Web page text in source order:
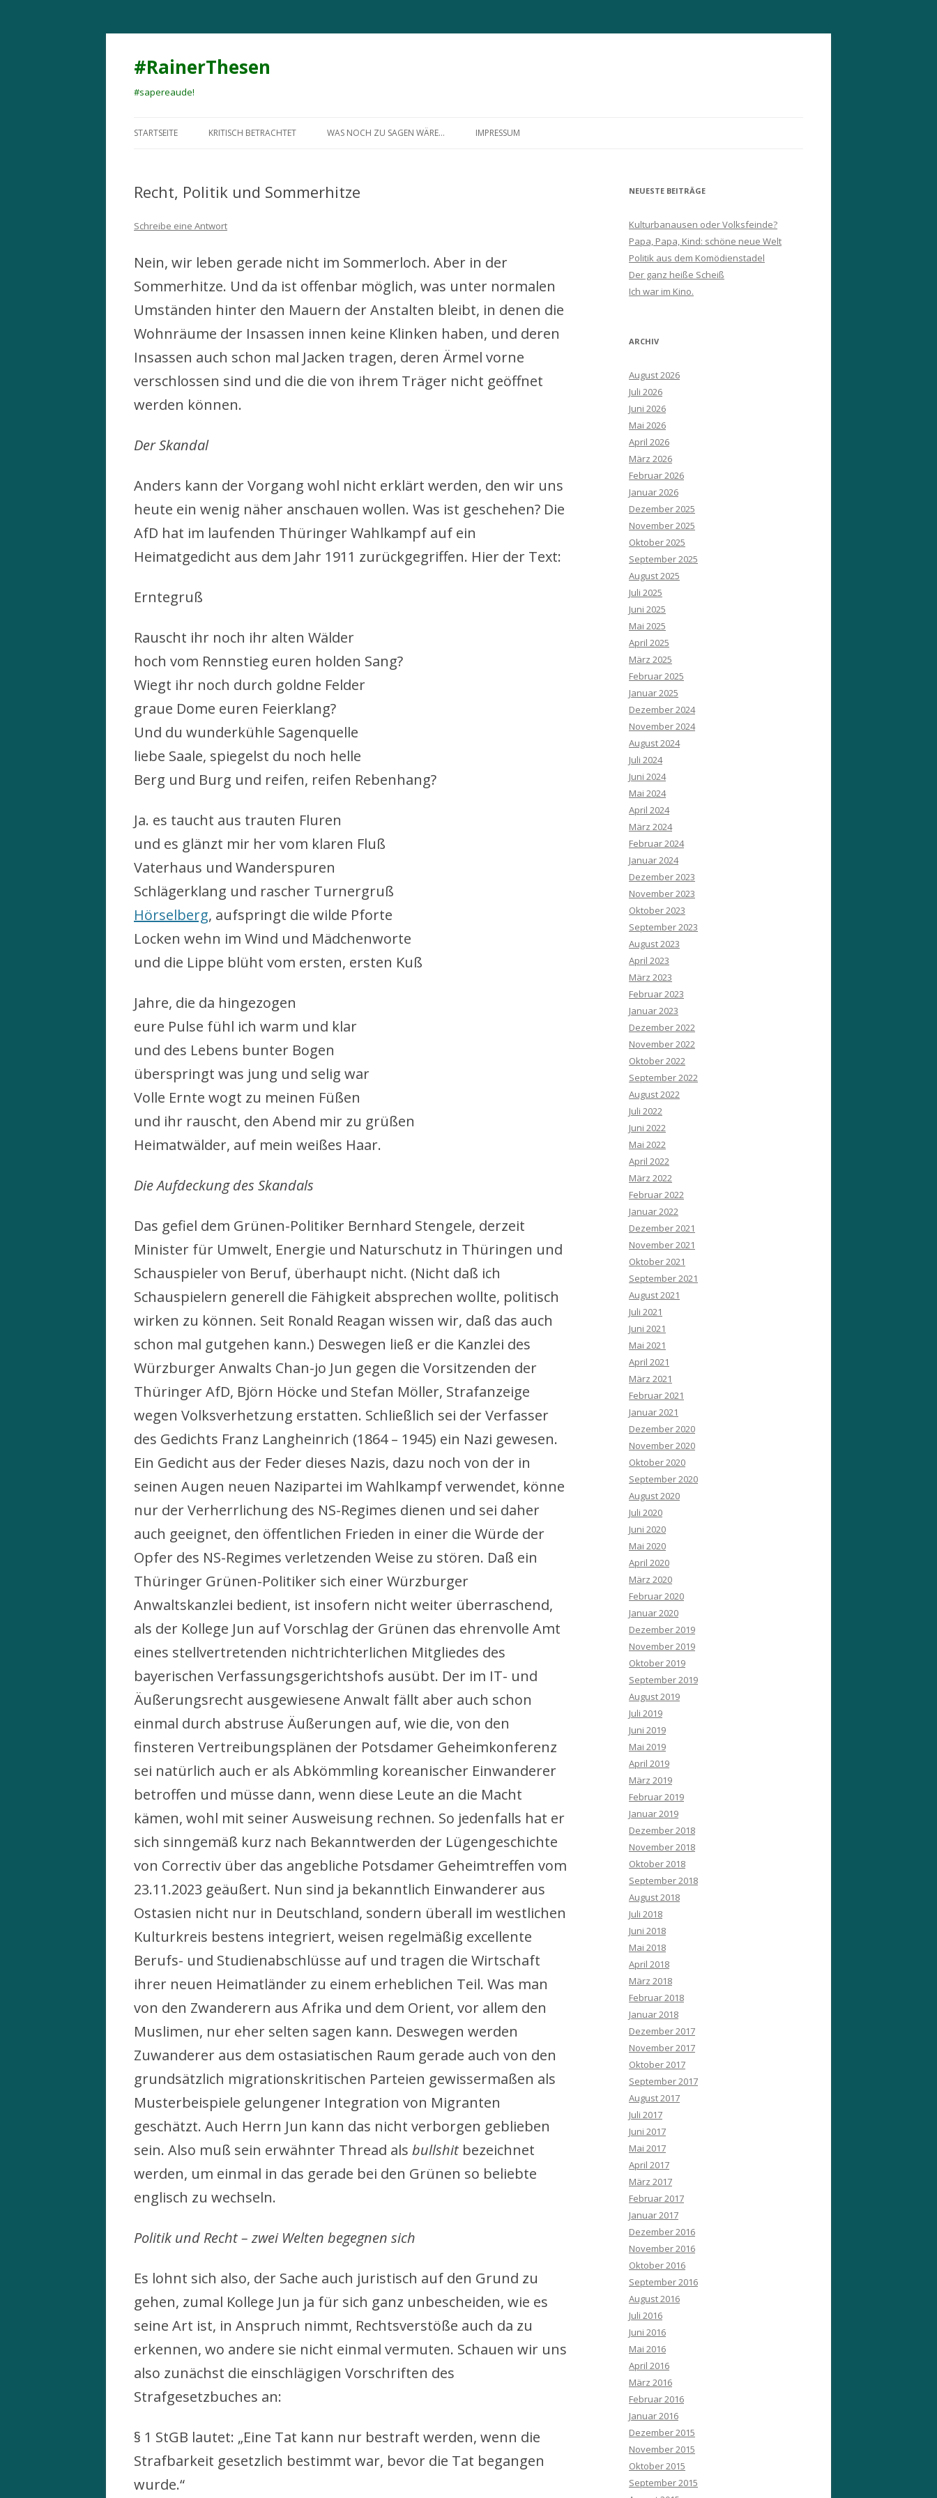
#RainerThesen
#sapereaude!
Inhalt
STARTSEITE KRITISCH BETRACHTET WAS NOCH ZU SAGEN WÄRE… IMPRESSUM
Recht, Politik und Sommerhitze
Schreibe eine Antwort
Nein, wir leben gerade nicht im Sommerloch. Aber in der
Sommerhitze. Und da ist offenbar möglich, was unter normalen
Umständen hinter den Mauern der Anstalten bleibt, in denen die
Wohnräume der Insassen innen keine Klinken haben, und deren
Insassen auch schon mal Jacken tragen, deren Ärmel vorne
verschlossen sind und die die von ihrem Träger nicht geöffnet
werden können.
Der Skandal
Anders kann der Vorgang wohl nicht erklärt werden, den wir uns
heute ein wenig näher anschauen wollen. Was ist geschehen? Die
AfD hat im laufenden Thüringer Wahlkampf auf ein
Heimatgedicht aus dem Jahr 1911 zurückgegriffen. Hier der Text:
Erntegruß
Rauscht ihr noch ihr alten Wälder
hoch vom Rennstieg euren holden Sang?
Wiegt ihr noch durch goldne Felder
graue Dome euren Feierklang?
Und du wunderkühle Sagenquelle
liebe Saale, spiegelst du noch helle
Berg und Burg und reifen, reifen Rebenhang?
Ja. es taucht aus trauten Fluren
und es glänzt mir her vom klaren Fluß
Vaterhaus und Wanderspuren
Schlägerklang und rascher Turnergruß
Hörselberg, aufspringt die wilde Pforte
Locken wehn im Wind und Mädchenworte
und die Lippe blüht vom ersten, ersten Kuß
Jahre, die da hingezogen
eure Pulse fühl ich warm und klar
und des Lebens bunter Bogen
überspringt was jung und selig war
Volle Ernte wogt zu meinen Füßen
und ihr rauscht, den Abend mir zu grüßen
Heimatwälder, auf mein weißes Haar.
Die Aufdeckung des Skandals
Das gefiel dem Grünen-Politiker Bernhard Stengele, derzeit
Minister für Umwelt, Energie und Naturschutz in Thüringen und
Schauspieler von Beruf, überhaupt nicht. (Nicht daß ich
Schauspielern generell die Fähigkeit absprechen wollte, politisch
wirken zu können. Seit Ronald Reagan wissen wir, daß das auch
schon mal gutgehen kann.) Deswegen ließ er die Kanzlei des
Würzburger Anwalts Chan-jo Jun gegen die Vorsitzenden der
Thüringer AfD, Björn Höcke und Stefan Möller, Strafanzeige
wegen Volksverhetzung erstatten. Schließlich sei der Verfasser
des Gedichts Franz Langheinrich (1864 – 1945) ein Nazi gewesen.
Ein Gedicht aus der Feder dieses Nazis, dazu noch von der in
seinen Augen neuen Nazipartei im Wahlkampf verwendet, könne
nur der Verherrlichung des NS-Regimes dienen und sei daher
auch geeignet, den öffentlichen Frieden in einer die Würde der
Opfer des NS-Regimes verletzenden Weise zu stören. Daß ein
Thüringer Grünen-Politiker sich einer Würzburger
Anwaltskanzlei bedient, ist insofern nicht weiter überraschend,
als der Kollege Jun auf Vorschlag der Grünen das ehrenvolle Amt
eines stellvertretenden nichtrichterlichen Mitgliedes des
bayerischen Verfassungsgerichtshofs ausübt. Der im IT- und
Äußerungsrecht ausgewiesene Anwalt fällt aber auch schon
einmal durch abstruse Äußerungen auf, wie die, von den
finsteren Vertreibungsplänen der Potsdamer Geheimkonferenz
sei natürlich auch er als Abkömmling koreanischer Einwanderer
betroffen und müsse dann, wenn diese Leute an die Macht
kämen, wohl mit seiner Ausweisung rechnen. So jedenfalls hat er
sich sinngemäß kurz nach Bekanntwerden der Lügengeschichte
von Correctiv über das angebliche Potsdamer Geheimtreffen vom
23.11.2023 geäußert. Nun sind ja bekanntlich Einwanderer aus
Ostasien nicht nur in Deutschland, sondern überall im westlichen
Kulturkreis bestens integriert, weisen regelmäßig excellente
Berufs- und Studienabschlüsse auf und tragen die Wirtschaft
ihrer neuen Heimatländer zu einem erheblichen Teil. Was man
von den Zwanderern aus Afrika und dem Orient, vor allem den
Muslimen, nur eher selten sagen kann. Deswegen werden
Zuwanderer aus dem ostasiatischen Raum gerade auch von den
grundsätzlich migrationskritischen Parteien gewissermaßen als
Musterbeispiele gelungener Integration von Migranten
geschätzt. Auch Herrn Jun kann das nicht verborgen geblieben
sein. Also muß sein erwähnter Thread als bullshit bezeichnet
werden, um einmal in das gerade bei den Grünen so beliebte
englisch zu wechseln.
Politik und Recht – zwei Welten begegnen sich
Es lohnt sich also, der Sache auch juristisch auf den Grund zu
gehen, zumal Kollege Jun ja für sich ganz unbescheiden, wie es
seine Art ist, in Anspruch nimmt, Rechtsverstöße auch da zu
erkennen, wo andere sie nicht einmal vermuten. Schauen wir uns
also zunächst die einschlägigen Vorschriften des
Strafgesetzbuches an:
§ 1 StGB lautet: „Eine Tat kann nur bestraft werden, wenn die
Strafbarkeit gesetzlich bestimmt war, bevor die Tat begangen
wurde.“
NEUESTE BEITRÄGE
Kulturbanausen oder Volksfeinde?
Papa, Papa, Kind: schöne neue Welt
Politik aus dem Komödienstadel
Der ganz heiße Scheiß
Ich war im Kino.
ARCHIV
August 2026
Juli 2026
Juni 2026
Mai 2026
April 2026
März 2026
Februar 2026
Januar 2026
Dezember 2025
November 2025
Oktober 2025
September 2025
August 2025
Juli 2025
Juni 2025
Mai 2025
April 2025
März 2025
Februar 2025
Januar 2025
Dezember 2024
November 2024
August 2024
Juli 2024
Juni 2024
Mai 2024
April 2024
März 2024
Februar 2024
Januar 2024
Dezember 2023
November 2023
Oktober 2023
September 2023
August 2023
April 2023
März 2023
Februar 2023
Januar 2023
Dezember 2022
November 2022
Oktober 2022
September 2022
August 2022
Juli 2022
Juni 2022
Mai 2022
April 2022
März 2022
Februar 2022
Januar 2022
Dezember 2021
November 2021
Oktober 2021
September 2021
August 2021
Juli 2021
Juni 2021
Mai 2021
April 2021
März 2021
Februar 2021
Januar 2021
Dezember 2020
November 2020
Oktober 2020
September 2020
August 2020
Juli 2020
Juni 2020
Mai 2020
April 2020
März 2020
Februar 2020
Januar 2020
Dezember 2019
November 2019
Oktober 2019
September 2019
August 2019
Juli 2019
Juni 2019
Mai 2019
April 2019
März 2019
Februar 2019
Januar 2019
Dezember 2018
November 2018
Oktober 2018
September 2018
August 2018
Juli 2018
Juni 2018
Mai 2018
April 2018
März 2018
Februar 2018
Januar 2018
Dezember 2017
November 2017
Oktober 2017
September 2017
August 2017
Juli 2017
Juni 2017
Mai 2017
April 2017
März 2017
Februar 2017
Januar 2017
Dezember 2016
November 2016
Oktober 2016
September 2016
August 2016
Juli 2016
Juni 2016
Mai 2016
April 2016
März 2016
Februar 2016
Januar 2016
Dezember 2015
November 2015
Oktober 2015
September 2015